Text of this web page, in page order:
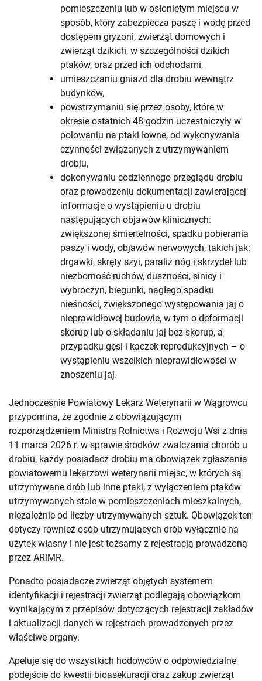
pomieszczeniu lub w osłoniętym miejscu w
sposób, który zabezpiecza paszę i wodę przed
dostępem gryzoni, zwierząt domowych i
zwierząt dzikich, w szczególności dzikich
ptaków, oraz przed ich odchodami,
umieszczaniu gniazd dla drobiu wewnątrz
budynków,
powstrzymaniu się przez osoby, które w
okresie ostatnich 48 godzin uczestniczyły w
polowaniu na ptaki łowne, od wykonywania
czynności związanych z utrzymywaniem
drobiu,
dokonywaniu codziennego przeglądu drobiu
oraz prowadzeniu dokumentacji zawierającej
informacje o wystąpieniu u drobiu
następujących objawów klinicznych:
zwiększonej śmiertelności, spadku pobierania
paszy i wody, objawów nerwowych, takich jak:
drgawki, skręty szyi, paraliż nóg i skrzydeł lub
niezborność ruchów, duszności, sinicy i
wybroczyn, biegunki, nagłego spadku
nieśności, zwiększonego występowania jaj o
nieprawidłowej budowie, w tym o deformacji
skorup lub o składaniu jaj bez skorup, a
przypadku gęsi i kaczek reprodukcyjnych – o
wystąpieniu wszelkich nieprawidłowości w
znoszeniu jaj.
Jednocześnie Powiatowy Lekarz Weterynarii w Wągrowcu
przypomina, że zgodnie z obowiązującym
rozporządzeniem Ministra Rolnictwa i Rozwoju Wsi z dnia
11 marca 2026 r. w sprawie środków zwalczania chorób u
drobiu, każdy posiadacz drobiu ma obowiązek zgłaszania
powiatowemu lekarzowi weterynarii miejsc, w których są
utrzymywane drób lub inne ptaki, z wyłączeniem ptaków
utrzymywanych stale w pomieszczeniach mieszkalnych,
niezależnie od liczby utrzymywanych sztuk. Obowiązek ten
dotyczy również osób utrzymujących drób wyłącznie na
użytek własny i nie jest tożsamy z rejestracją prowadzoną
przez ARiMR.
Ponadto posiadacze zwierząt objętych systemem
identyfikacji i rejestracji zwierząt podlegają obowiązkom
wynikającym z przepisów dotyczących rejestracji zakładów
i aktualizacji danych w rejestrach prowadzonych przez
właściwe organy.
Apeluje się do wszystkich hodowców o odpowiedzialne
podejście do kwestii bioasekuracji oraz zakup zwierząt